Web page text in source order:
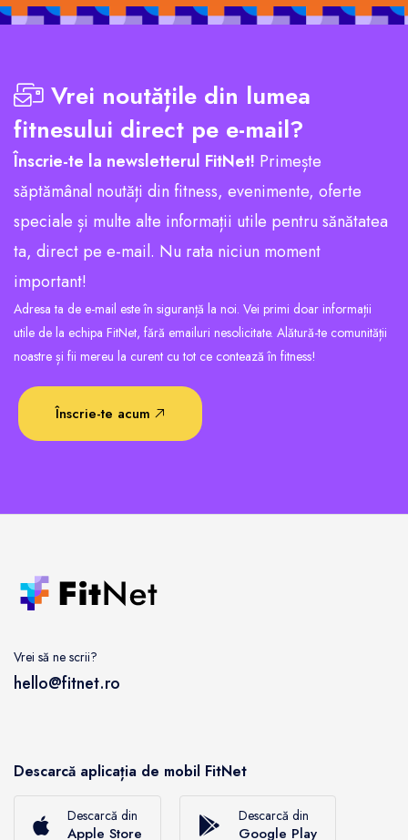
Vrei noutățile din lumea
fitnesului direct pe e-mail?
Înscrie-te la newsletterul FitNet! Primește
săptămânal noutăți din fitness, evenimente, oferte
speciale și multe alte informații utile pentru sănătatea
ta, direct pe e-mail. Nu rata niciun moment
important!
Adresa ta de e-mail este în siguranță la noi. Vei primi doar informații
utile de la echipa FitNet, fără emailuri nesolicitate. Alătură-te comunității
noastre și fii mereu la curent cu tot ce contează în fitness!
Înscrie-te acum
Vrei să ne scrii?
hello@fitnet.ro
Descarcă aplicația de mobil FitNet
Descarcă din
Apple Store
Descarcă din
Google Play